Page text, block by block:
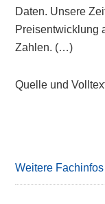
Daten. Unsere
Preisentwicklung
Zahlen. (…)
Quelle und
Weitere